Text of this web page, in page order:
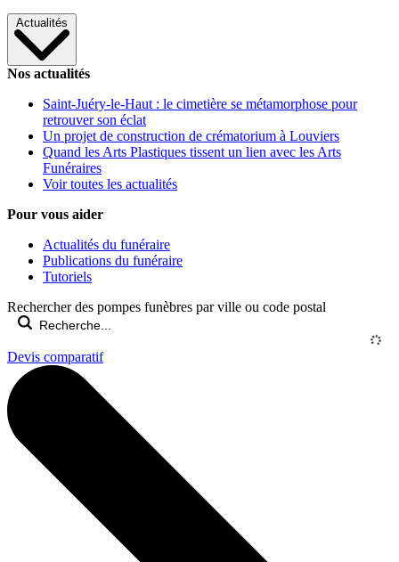
Actualités
Nos actualités
Saint-Juéry-le-Haut : le cimetière se métamorphose pour
retrouver son éclat
Un projet de construction de crématorium à Louviers
Quand les Arts Plastiques tissent un lien avec les Arts
Funéraires
Voir toutes les actualités
Pour vous aider
Actualités du funéraire
Publications du funéraire
Tutoriels
Rechercher des pompes funèbres par ville ou code postal
Devis comparatif